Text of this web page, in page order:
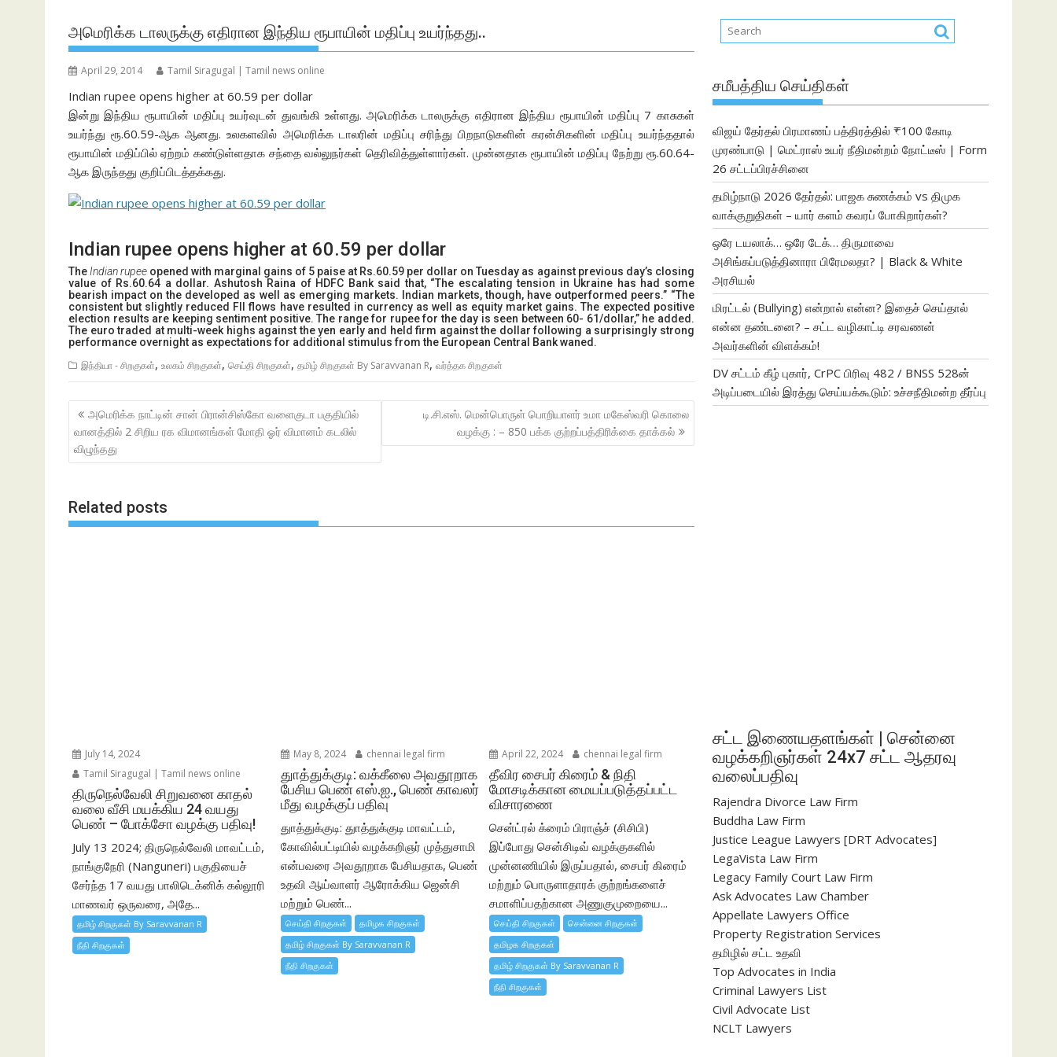
அமெரிக்க டாலருக்கு எதிரான இந்திய ரூபாயின் மதிப்பு உயர்ந்தது..
April 29, 2014 Tamil Siragugal | Tamil news online
Indian rupee opens higher at 60.59 per dollar
இன்று இந்திய ரூபாயின் மதிப்பு உயர்வுடன் துவங்கி உள்ளது. அமெரிக்க டாலருக்கு எதிரான இந்திய ரூபாயின் மதிப்பு 7 காசுகள்
உயர்ந்து ரூ.60.59-ஆக ஆனது. உலகளவில் அமெரிக்க டாலரின் மதிப்பு சரிந்து பிறநாடுகளின் கரன்சிகளின் மதிப்பு உயர்ந்ததால்
ரூபாயின் மதிப்பில் ஏற்றம் கண்டுள்ளதாக சந்தை வல்லுநர்கள் தெரிவித்துள்ளார்கள். முன்னதாக ரூபாயின் மதிப்பு நேற்று ரூ.60.64-
ஆக இருந்தது குறிப்பிடத்தக்கது.
Indian rupee opens higher at 60.59 per dollar
The Indian rupee opened with marginal gains of 5 paise at Rs.60.59 per dollar on Tuesday as against previous day’s closing
value of Rs.60.64 a dollar. Ashutosh Raina of HDFC Bank said that, “The escalating tension in Ukraine has had some
bearish impact on the developed as well as emerging markets. Indian markets, though, have outperformed peers.” “The
consistent but slightly reduced FII flows have resulted in currency as well as equity market gains. The expected positive
election results are keeping sentiment positive. The range for rupee for the day is seen between 60- 61/dollar,” he added.
The euro traded at multi-week highs against the yen early and held firm against the dollar following a surprisingly strong
performance overnight as expectations for additional stimulus from the European Central Bank waned.
இந்தியா - சிறகுகள், உலகம் சிறகுகள், செய்தி சிறகுகள், தமிழ் சிறகுகள் By Saravvanan R, வர்த்தக சிறகுகள்
Post
navigation
அமெரிக்க நாட்டின் சான் பிரான்சிஸ்கோ வளைகுடா பகுதியில்
வானத்தில் 2 சிறிய ரக விமானங்கள் மோதி ஓர் விமானம் கடலில்
விழுந்தது
டி.சி.எஸ். மென்பொருள் பொறியாளர் உமா மகேஸ்வரி கொலை
வழக்கு : – 850 பக்க குற்றப்பத்திரிக்கை தாக்கல்
Related posts
July 14, 2024
Tamil Siragugal | Tamil news online
திருநெல்வேலி சிறுவனை காதல்
வலை வீசி மயக்கிய 24 வயது
பெண் – போக்சோ வழக்கு பதிவு!
July 13 2024; திருநெல்வேலி மாவட்டம்,
நாங்குநேரி (Nanguneri) பகுதியைச்
சேர்ந்த 17 வயது பாலிடெக்னிக் கல்லூரி
மாணவர் ஒருவரை, அதே...
தமிழ் சிறகுகள் By Saravvanan R
நீதி சிறகுகள்
May 8, 2024 chennai legal firm
துாத்துக்குடி: வக்கீலை அவதூறாக
பேசிய பெண் எஸ்.ஐ., பெண் காவலர்
மீது வழக்குப் பதிவு
துாத்துக்குடி: துாத்துக்குடி மாவட்டம்,
கோவில்பட்டியில் வழக்கறிஞர் முத்துசாமி
என்பவரை அவதூறாக பேசியதாக, பெண்
உதவி ஆய்வாளர் ஆரோக்கிய ஜென்சி
மற்றும் பெண்...
செய்தி சிறகுகள்
தமிழக சிறகுகள்
தமிழ் சிறகுகள் By Saravvanan R
நீதி சிறகுகள்
April 22, 2024 chennai legal firm
தீவிர சைபர் கிரைம் & நிதி
மோசடிக்கான மையப்படுத்தப்பட்ட
விசாரணை
சென்ட்ரல் க்ரைம் பிராஞ்ச் (சிசிபி)
இப்போது சென்சிடிவ் வழக்குகளில்
முன்னணியில் இருப்பதால், சைபர் கிரைம்
மற்றும் பொருளாதாரக் குற்றங்களைச்
சமாளிப்பதற்கான அணுகுமுறையை...
செய்தி சிறகுகள்
சென்னை சிறகுகள்
தமிழக சிறகுகள்
தமிழ் சிறகுகள் By Saravvanan R
நீதி சிறகுகள்
சமீபத்திய செய்திகள்
விஜய் தேர்தல் பிரமாணப் பத்திரத்தில் ₹100 கோடி
முரண்பாடு | மெட்ராஸ் உயர் நீதிமன்றம் நோட்டீஸ் | Form
26 சட்டப்பிரச்சினை
தமிழ்நாடு 2026 தேர்தல்: பாஜக சுணக்கம் vs திமுக
வாக்குறுதிகள் – யார் களம் கவரப் போகிறார்கள்?
ஒரே டயலாக்… ஒரே டேக்… திருமாவை
அசிங்கப்படுத்தினாரா பிரேமலதா? | Black & White
அரசியல்
மிரட்டல் (Bullying) என்றால் என்ன? இதைச் செய்தால்
என்ன தண்டனை? – சட்ட வழிகாட்டி சரவணன்
அவர்களின் விளக்கம்!
DV சட்டம் கீழ் புகார், CrPC பிரிவு 482 / BNSS 528ன்
அடிப்படையில் இரத்து செய்யக்கூடும்: உச்சநீதிமன்ற தீர்ப்பு
சட்ட இணையதளங்கள் | சென்னை
வழக்கறிஞர்கள் 24x7 சட்ட ஆதரவு
வலைப்பதிவு
Rajendra Divorce Law Firm
Buddha Law Firm
Justice League Lawyers [DRT Advocates]
LegaVista Law Firm
Legacy Family Court Law Firm
Ask Advocates Law Chamber
Appellate Lawyers Office
Property Registration Services
தமிழில் சட்ட உதவி
Top Advocates in India
Criminal Lawyers List
Civil Advocate List
NCLT Lawyers